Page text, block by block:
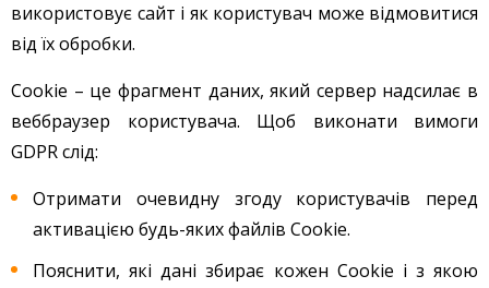
використовує сайт і як користувач може відмовитися
від їх обробки.
Сookie – це фрагмент даних, який сервер надсилає в
веббраузер користувача. Щоб виконати вимоги
GDPR слід:
Отримати очевидну згоду користувачів перед
активацією будь-яких файлів Cookie.
Пояснити, які дані збирає кожен Cookie і з якою